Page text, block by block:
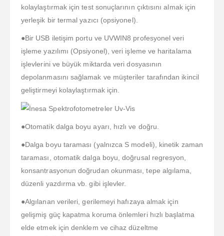
kolaylaştırmak için test sonuçlarının çıktısını almak için
yerleşik bir termal yazıcı (opsiyonel).
●Bir USB iletişim portu ve UVWIN8 profesyonel veri
işleme yazılımı (Opsiyonel), veri işleme ve haritalama
işlevlerini ve büyük miktarda veri dosyasının
depolanmasını sağlamak ve müşteriler tarafından ikincil
geliştirmeyi kolaylaştırmak için.
●Otomatik dalga boyu ayarı, hızlı ve doğru.
●Dalga boyu taraması (yalnızca S modeli), kinetik zaman
taraması, otomatik dalga boyu, doğrusal regresyon,
konsantrasyonun doğrudan okunması, tepe algılama,
düzenli yazdırma vb. gibi işlevler.
●Algılanan verileri, gerilemeyi hafızaya almak için
gelişmiş güç kapatma koruma önlemleri hızlı başlatma
elde etmek için denklem ve cihaz düzeltme